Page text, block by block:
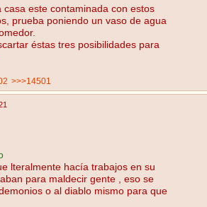
casa este contaminada con estos
prueba poniendo un vaso de agua
éstas tres posibilidades para
>>>14501
lteralmente hacía trabajos en su
para maldecir gente , eso se
o al diablo mismo para que